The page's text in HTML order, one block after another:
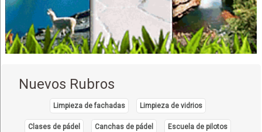
Nuevos Rubros
Limpieza de fachadas Limpieza de vidrios
Clases de pádel Canchas de pádel Escuela de pilotos